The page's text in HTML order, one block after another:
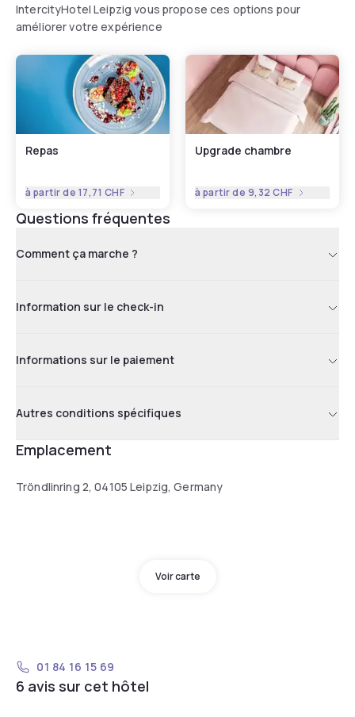
IntercityHotel Leipzig vous propose ces options pour
améliorer votre expérience
Repas
à partir de 17,71 CHF
Upgrade chambre
à partir de 9,32 CHF
Questions fréquentes
Comment ça marche ?
Information sur le check-in
Informations sur le paiement
Autres conditions spécifiques
Emplacement
Tröndlinring 2, 04105 Leipzig, Germany
Voir carte
01 84 16 15 69
6 avis sur cet hôtel